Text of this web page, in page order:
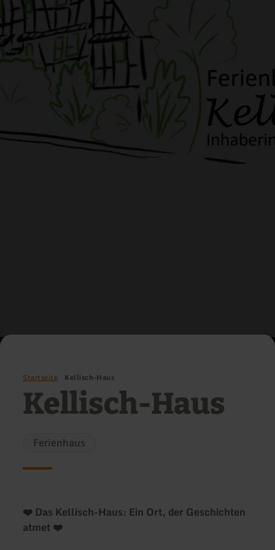
Startseite Kellisch-Haus
Kellisch-Haus
Ferienhaus
❤️ Das Kellisch-Haus: Ein Ort, der Geschichten
atmet ❤️